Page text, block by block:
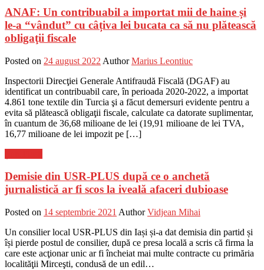
ANAF: Un contribuabil a importat mii de haine și
le-a “vândut” cu câțiva lei bucata ca să nu plătească
obligaţii fiscale
Posted on 24 august 2022 Author Marius Leontiuc
Inspectorii Direcţiei Generale Antifraudă Fiscală (DGAF) au
identificat un contribuabil care, în perioada 2020-2022, a importat
4.861 tone textile din Turcia şi a făcut demersuri evidente pentru a
evita să plătească obligaţii fiscale, calculate ca datorate suplimentar,
în cuantum de 36,68 milioane de lei (19,91 milioane de lei TVA,
16,77 milioane de lei impozit pe […]
Demisie din USR-PLUS după ce o anchetă
jurnalistică ar fi scos la iveală afaceri dubioase
Posted on 14 septembrie 2021 Author Vidjean Mihai
Un consilier local USR-PLUS din Iași și-a dat demisia din partid și
își pierde postul de consilier, după ce presa locală a scris că firma la
care este acţionar unic ar fi încheiat mai multe contracte cu primăria
localităţii Mirceşti, condusă de un edil…